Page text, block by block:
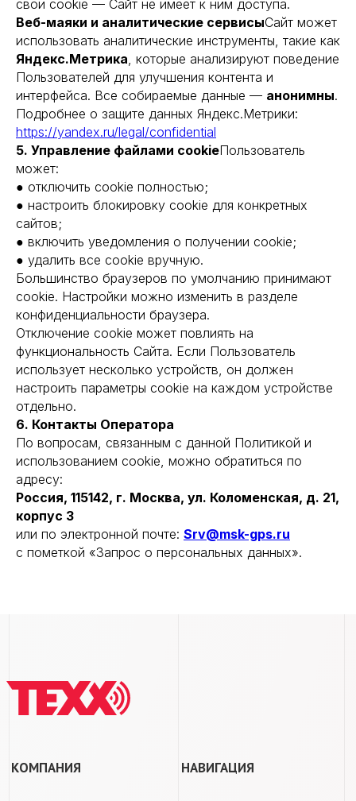
свои cookie — Сайт не имеет к ним доступа.
Веб-маяки и аналитические сервисыСайт может
использовать аналитические инструменты, такие как
Яндекс.Метрика, которые анализируют поведение
Пользователей для улучшения контента и
интерфейса. Все собираемые данные — анонимны.
Подробнее о защите данных Яндекс.Метрики:
https://yandex.ru/legal/confidential
5. Управление файлами cookieПользователь
может:
● отключить cookie полностью;
● настроить блокировку cookie для конкретных
сайтов;
● включить уведомления о получении cookie;
● удалить все cookie вручную.
Большинство браузеров по умолчанию принимают
cookie. Настройки можно изменить в разделе
конфиденциальности браузера.
Отключение cookie может повлиять на
функциональность Сайта. Если Пользователь
использует несколько устройств, он должен
настроить параметры cookie на каждом устройстве
отдельно.
6. Контакты Оператора
По вопросам, связанным с данной Политикой и
использованием cookie, можно обратиться по
адресу:
Россия, 115142, г. Москва, ул. Коломенская, д. 21,
корпус 3
или по электронной почте: Srv@msk-gps.ru
с пометкой «Запрос о персональных данных».
Политика конфиденциальности
© 2007–2026 ТЭККС — ГЛОНАСС/GPS
РЕШЕНИЯ
Базовый мониторинг
Топливозаправочный модуль
Топливные карты
Контроль спецтехники
Безопасное вождение
Видеоаналитика
Контроль температурного
режима
помещений
Открыть все решения
ЧАТ-БОТ 24/7:
все решения
в одном месте
117519, г.Москва, Варшавское шоссе, 150к2
Отдел продаж:
8 800 100 52 80
Тех. поддержка:
8 495 223 10 80
Тех. поддержка:
8 495 755 83 24
Блог
Услуги
Оборудование и ПО
Преимущества
О компании
БЕСПЛАТНАЯ